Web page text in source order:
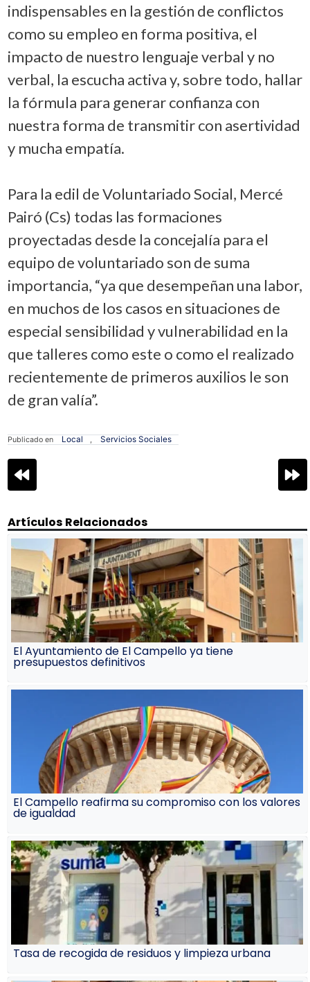
indispensables en la gestión de conflictos
como su empleo en forma positiva, el
impacto de nuestro lenguaje verbal y no
verbal, la escucha activa y, sobre todo, hallar
la fórmula para generar confianza con
nuestra forma de transmitir con asertividad
y mucha empatía.
Para la edil de Voluntariado Social, Mercé
Pairó (Cs) todas las formaciones
proyectadas desde la concejalía para el
equipo de voluntariado son de suma
importancia, “ya que desempeñan una labor,
en muchos de los casos en situaciones de
especial sensibilidad y vulnerabilidad en la
que talleres como este o como el realizado
recientemente de primeros auxilios le son
de gran valía”.
Publicado en Local , Servicios Sociales
Navegación
de
Artículos Relacionados
El Ayuntamiento de El Campello ya tiene
presupuestos definitivos
El Campello reafirma su compromiso con los valores
de igualdad
Tasa de recogida de residuos y limpieza urbana